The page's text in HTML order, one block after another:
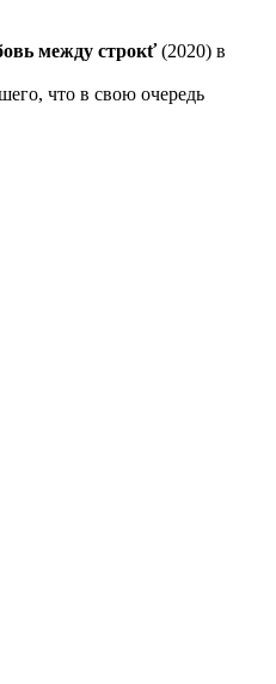
между строкť(2020) в
что в свою очередь